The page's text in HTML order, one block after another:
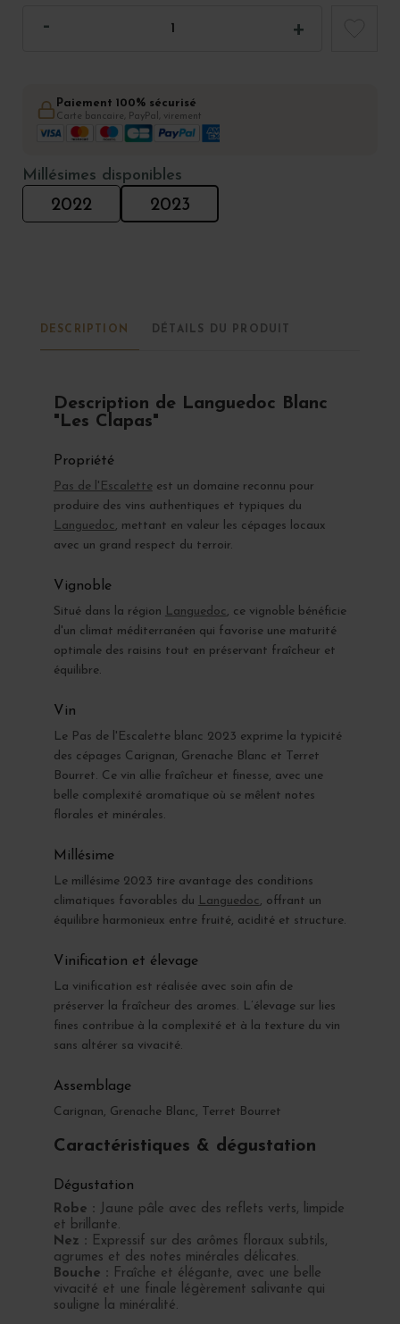
Paiement 100% sécurisé
Carte bancaire, PayPal, virement
Millésimes disponibles
2022 2023
DESCRIPTION DÉTAILS DU PRODUIT
Description de Languedoc Blanc
"Les Clapas"
Propriété
Pas de l'Escalette est un domaine reconnu pour
produire des vins authentiques et typiques du
Languedoc , mettant en valeur les cépages locaux
avec un grand respect du terroir.
Vignoble
Situé dans la région Languedoc , ce vignoble bénéficie
d'un climat méditerranéen qui favorise une maturité
optimale des raisins tout en préservant fraîcheur et
équilibre.
Vin
Le Pas de l'Escalette blanc 2023 exprime la typicité
des cépages Carignan, Grenache Blanc et Terret
Bourret. Ce vin allie fraîcheur et finesse, avec une
belle complexité aromatique où se mêlent notes
florales et minérales.
Millésime
Le millésime 2023 tire avantage des conditions
climatiques favorables du Languedoc , offrant un
équilibre harmonieux entre fruité, acidité et structure.
Vinification et élevage
La vinification est réalisée avec soin afin de
préserver la fraîcheur des aromes. L’élevage sur lies
fines contribue à la complexité et à la texture du vin
sans altérer sa vivacité.
Assemblage
Carignan, Grenache Blanc, Terret Bourret
Caractéristiques & dégustation
Dégustation
Robe : Jaune pâle avec des reflets verts, limpide
et brillante.
Nez : Expressif sur des arômes floraux subtils,
agrumes et des notes minérales délicates.
Bouche : Fraîche et élégante, avec une belle
vivacité et une finale légèrement salivante qui
souligne la minéralité.